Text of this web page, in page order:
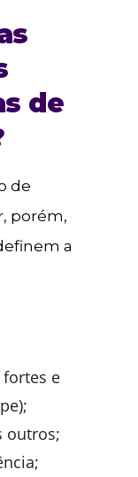
de
de
porém,
a
e
outros;